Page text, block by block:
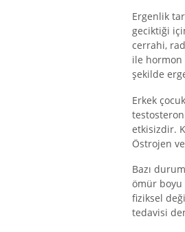
Ergenlik
geciktiği
cerrahi,
ile hormon
şekilde
Erkek
etkisizdir.
Östrojen
Bazı
ömür boyu
fiziksel
tedavisi